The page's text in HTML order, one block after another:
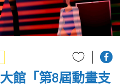
館「第8屆動畫支